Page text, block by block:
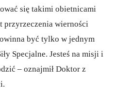
się takimi obietnicami
przyrzeczenia wierności
być tylko w jednym
Specjalne. Jesteś na misji i
– oznajmił Doktor z